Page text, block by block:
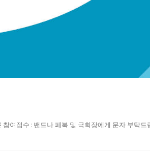
여접수 : 밴드나 페북 및 극회장에게 문자 부탁드